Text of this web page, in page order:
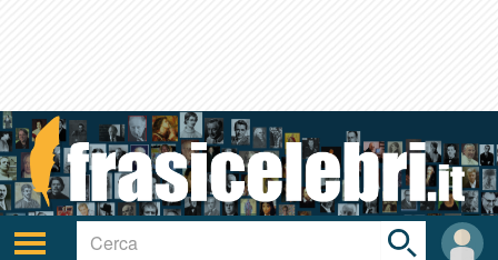
Attiva/disattiva
navigazione
User
area
Toggle
search
bar